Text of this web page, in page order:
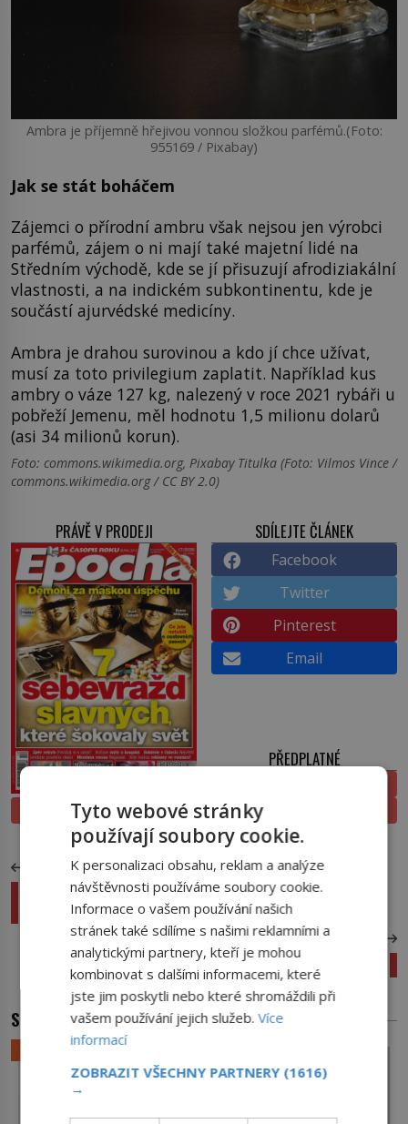
Ambra je příjemně hřejivou vonnou složkou parfémů.(Foto:
955169 / Pixabay)
Jak se stát boháčem
Zájemci o přírodní ambru však nejsou jen výrobci
parfémů, zájem o ni mají také majetní lidé na
Středním východě, kde se jí přisuzují afrodiziakální
vlastnosti, a na indickém subkontinentu, kde je
součástí ajurvédské medicíny.
Ambra je drahou surovinou a kdo jí chce užívat,
musí za toto privilegium zaplatit. Například kus
ambry o váze 127 kg, nalezený v roce 2021 rybáři u
pobřeží Jemenu, měl hodnotu 1,5 milionu dolarů
(asi 34 milionů korun).
Foto: commons.wikimedia.org, Pixabay Titulka (Foto: Vilmos Vince /
commons.wikimedia.org / CC BY 2.0)
PRÁVĚ V PRODEJI
PROLISTOVAT
SDÍLEJTE ČLÁNEK
Facebook
Twitter
Pinterest
Email
PŘEDPLATNÉ
PŘEDCHOZÍ ČLÁNEK
Slavné obrazy: Francisco de Goya – Popravy 3.
května 1808
DALŠÍ ČLÁNEK
Trumanův syndrom: Žiji si svou reality show!
SOUVISEJÍCÍ ČLÁNKY
LIFESTYLE
Tyto webové stránky
používají soubory cookie.
K personalizaci obsahu, reklam a analýze
návštěvnosti používáme soubory cookie.
Informace o vašem používání našich
stránek také sdílíme s našimi reklamními a
analytickými partnery, kteří je mohou
kombinovat s dalšími informacemi, které
jste jim poskytli nebo které shromáždili při
vašem používání jejich služeb.Více
informací
ZOBRAZIT VŠECHNY PARTNERY (1616)
→